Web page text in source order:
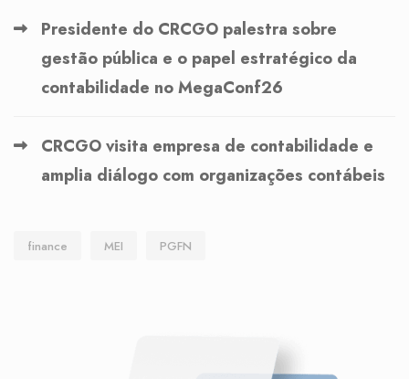
Presidente do CRCGO palestra sobre
gestão pública e o papel estratégico da
contabilidade no MegaConf26
CRCGO visita empresa de contabilidade e
amplia diálogo com organizações contábeis
finance MEI PGFN